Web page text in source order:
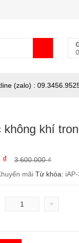
(zalo) :
không khí
3.600.000₫
₫
mãi Từ khóa:
+